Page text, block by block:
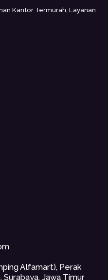
Kantor Termurah, Layanan
Alfamart), Perak
Surabaya, Jawa Timur